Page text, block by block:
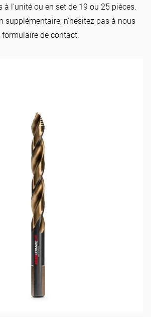
à l'unité ou en set de 19 ou 25 pièces.
supplémentaire, n'hésitez pas à nous
formulaire de contact.